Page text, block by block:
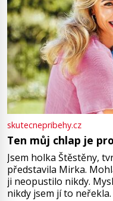
skutecnepribehy.cz
Ten můj chlap je
Jsem holka Štěstěny,
představila Mirka.
ji neopustilo nikdy.
nikdy jsem jí to